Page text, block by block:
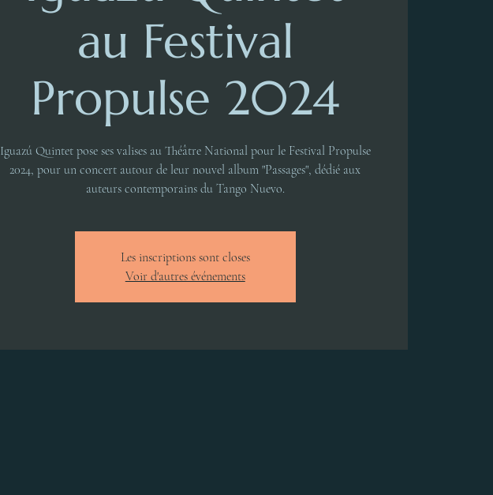
au Festival
Propulse 2024
Iguazú Quintet pose ses valises au Théâtre National pour le Festival Propulse
2024, pour un concert autour de leur nouvel album "Passages", dédié aux
auteurs contemporains du Tango Nuevo.
Les inscriptions sont closes
Voir d'autres événements